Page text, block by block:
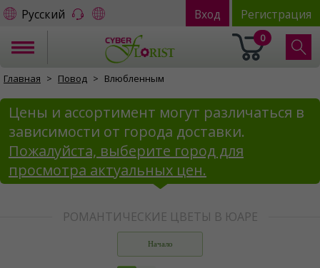
Русский Вход Регистрация
0
Главная Повод Влюбленным
Цены и ассортимент могут различаться в
зависимости от города доставки.
Пожалуйста, выберите город для
просмотра актуальных цен.
РОМАНТИЧЕСКИЕ ЦВЕТЫ В ЮАРЕ
Начало